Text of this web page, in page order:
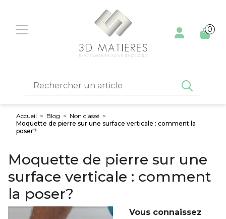
 0
Accueil > Blog > Non classé >
Moquette de pierre sur une surface verticale : comment la
poser?
Moquette de pierre sur une
surface verticale : comment
la poser?
Vous connaissez